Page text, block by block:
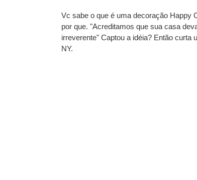
Vc sabe o que é uma decoração Happy
por que. "Acreditamos que sua casa
irreverente" Captou a idéia? Então curta
NY.